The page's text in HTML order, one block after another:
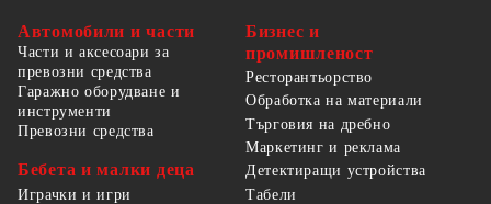
Автомобили и части
Части и аксесоари за
превозни средства
Гаражно оборудване и
инструменти
Превозни средства
Бебета и малки деца
Играчки и игри
Бизнес и
промишленост
Ресторантьорство
Обработка на материали
Търговия на дребно
Маркетинг и реклама
Детектиращи устройства
Табели